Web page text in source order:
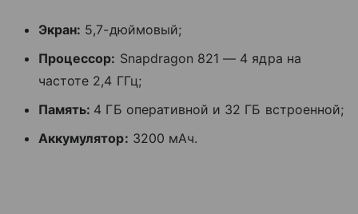
Экран: 5,7-дюймовый;
Процессор: Snapdragon 821 — 4 ядра на
частоте 2,4 ГГц;
Память: 4 ГБ оперативной и 32 ГБ встроенной;
Аккумулятор: 3200 мАч.